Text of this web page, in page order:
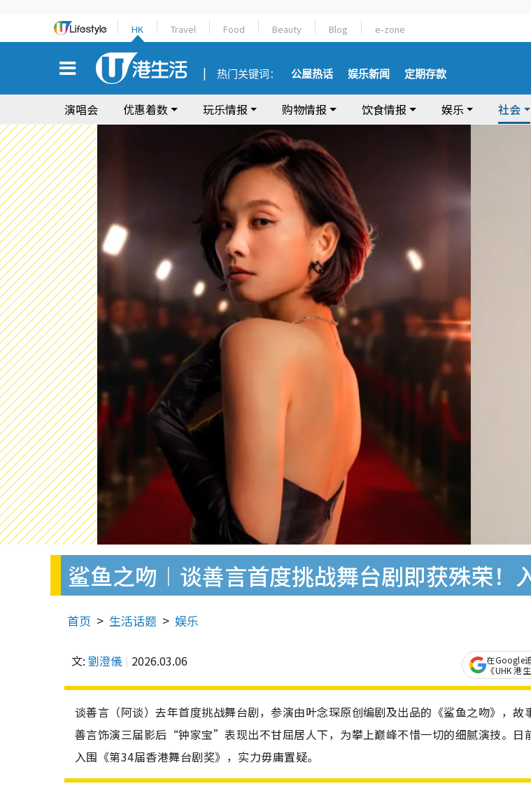
HK Travel Food Beauty Blog e-zone
热门关键词： 公屋热话 娱乐新闻 定期存款
演唱会 优惠着数 玩乐情报 购物情报 饮食情报 娱乐 社会
鲨鱼之吻︱谈善言首度挑战舞台剧即获殊荣！
首页 生活话题 娱乐
文: 劉澄儀 2026.03.06
在Google
《UHK 港
谈善言（阿谈）去年首度挑战舞台剧，参演由叶念琛原创编剧及出品的《鲨鱼之吻》，故
善言饰演三届影后“钟家宝”表现出不甘屈居人下，为攀上巅峰不惜一切的细腻演技。日
入围《第34届香港舞台剧奖》，实力毋庸置疑。